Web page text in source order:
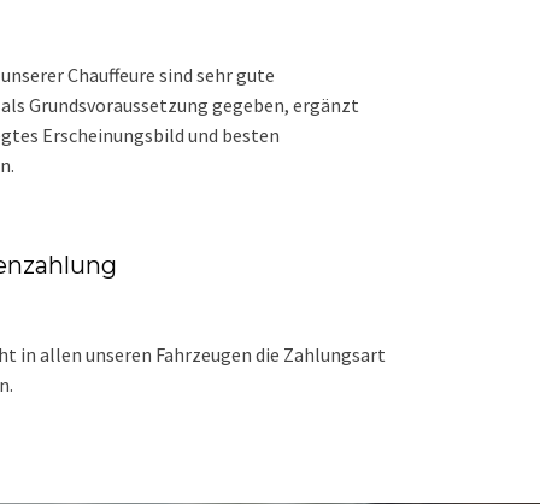
Chauffeure sind sehr gute
Grundsvoraussetzung gegeben, ergänzt
Erscheinungsbild und besten
in allen unseren Fahrzeugen die Zahlungsart